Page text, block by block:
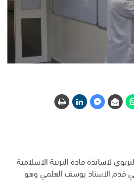
لاساتذة مادة التربية الاسلامية
قدم الاستاذ يوسف العلمي وهو